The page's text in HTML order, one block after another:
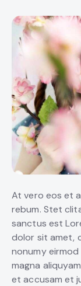
At vero eos et
rebum. Stet
sanctus est
dolor sit amet,
nonumy
magna
et accusam et